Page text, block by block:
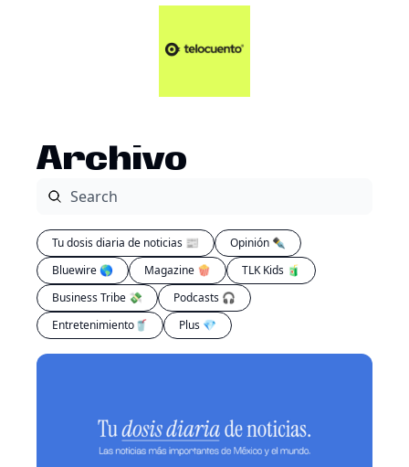
Artículos 📑
Plus 💎
Archivo
Tu dosis diaria de noticias 📰
Opinión ✒️
Bluewire 🌎
Magazine 🍿
TLK Kids 🧃
Business Tribe 💸
Podcasts 🎧
Entretenimiento🥤
Plus 💎